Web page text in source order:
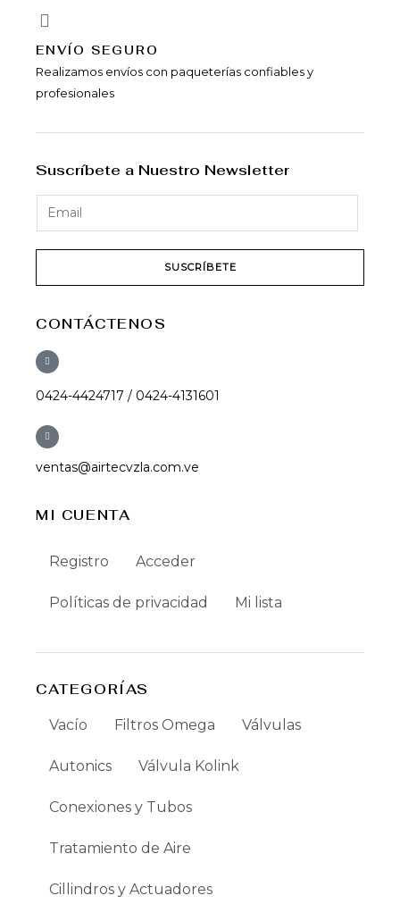
ENVÍ­O SEGURO
Realizamos envíos con paqueterías confiables y
profesionales
Suscríbete a Nuestro Newsletter
SUSCRÍBETE
CONTÁCTENOS
0424-4424717 / 0424-4131601
ventas@airtecvzla.com.ve
MI CUENTA
Registro Acceder
Políticas de privacidad Mi lista
CATEGORÍAS
Vacío Filtros Omega Válvulas
Autonics Válvula Kolink
Conexiones y Tubos
Tratamiento de Aire
Cillindros y Actuadores